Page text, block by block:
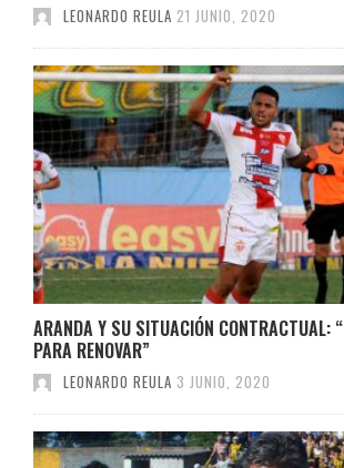
LEONARDO REULA 21 JUNIO, 2020
ARANDA Y SU SITUACIÓN CONTRACTUAL:
PARA RENOVAR”
LEONARDO REULA 3 JUNIO, 2020